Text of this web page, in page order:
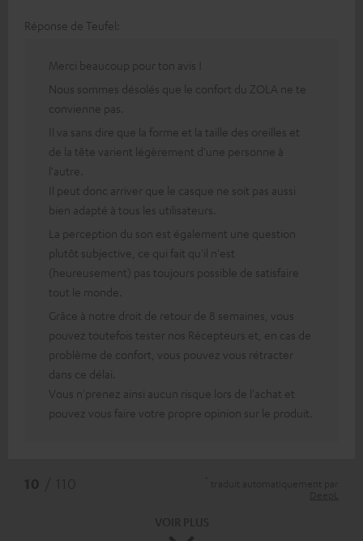
Réponse de Teufel:
Merci beaucoup pour ton avis !
Nous sommes désolés que le confort du ZOLA ne te
convienne pas.
Il va sans dire que la forme et la taille des oreilles et
de la tête varient légèrement d'une personne à
l'autre.
Il peut donc arriver que le casque ne soit pas aussi
bien adapté à tous les utilisateurs.
La perception du son est également une question
plutôt subjective, ce qui fait qu'il n'est
(heureusement) pas toujours possible de satisfaire
tout le monde.
Grâce à notre droit de retour de 8 semaines, vous
pouvez toutefois tester nos Récepteurs et, en cas de
problème de confort, vous pouvez vous rétracter
dans ce délai.
Vous n'prenez ainsi aucun risque lors de l'achat et
pouvez vous faire votre propre opinion sur le produit.